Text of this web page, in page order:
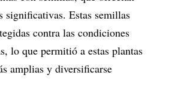
significativas. Estas semillas
contra las condiciones
lo que permitió a estas plantas
amplias y diversificarse